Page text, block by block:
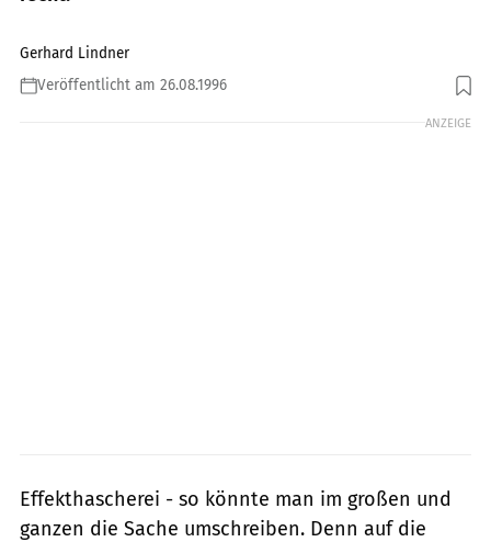
Gerhard Lindner
Veröffentlicht am 26.08.1996
ANZEIGE
Effekthascherei - so könnte man im großen und
ganzen die Sache umschreiben. Denn auf die